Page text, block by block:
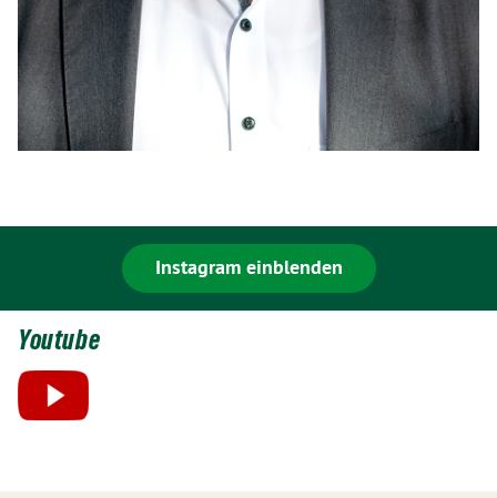
Instagram einblenden
Youtube